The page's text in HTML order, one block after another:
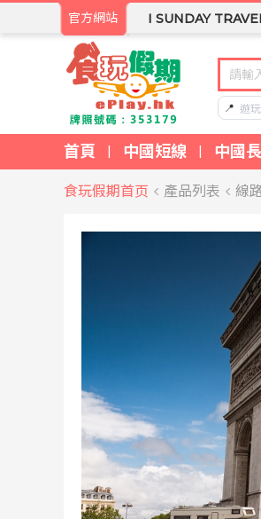
官方網站 I SUNDAY
📍 遊
首頁 | 中國短線 | 中國
食玩假期首页 產品列表 線